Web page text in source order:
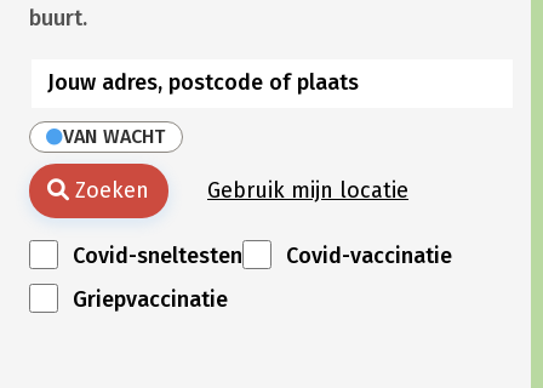
buurt.
VAN WACHT
Zoeken Gebruik mijn locatie
Covid-sneltesten
Covid-vaccinatie
Griepvaccinatie